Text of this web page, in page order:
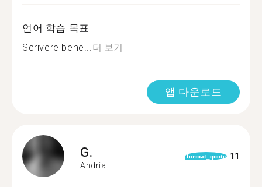
언어 학습 목표
Scrivere bene...더 보기
앱 다운로드
G.
Andria
format_quote 11